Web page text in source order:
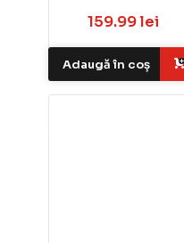
159.99 lei
Adaugă în coș